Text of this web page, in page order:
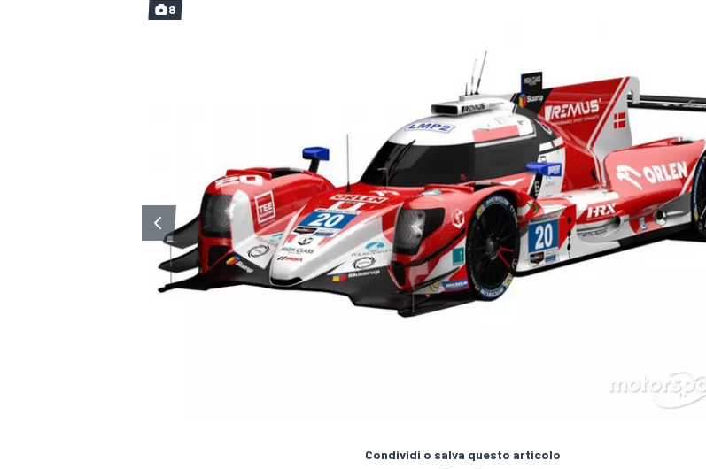
8
Condividi o salva questo articolo